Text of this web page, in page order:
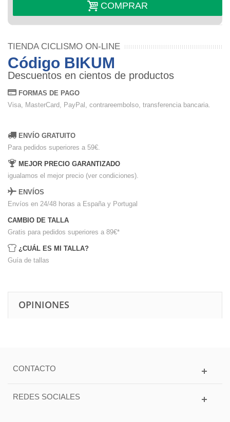
COMPRAR
TIENDA CICLISMO ON-LINE
Código BIKUM
Descuentos en cientos de productos
FORMAS DE PAGO
Visa, MasterCard, PayPal, contrareembolso, transferencia bancaria.
ENVÍO GRATUITO
Para pedidos superiores a 59€.
MEJOR PRECIO GARANTIZADO
igualamos el mejor precio (ver condiciones).
ENVÍOS
Envíos en 24/48 horas a España y Portugal
CAMBIO DE TALLA
Gratis para pedidos superiores a 89€*
¿CUÁL ES MI TALLA?
Guía de tallas
OPINIONES
CONTACTO
REDES SOCIALES